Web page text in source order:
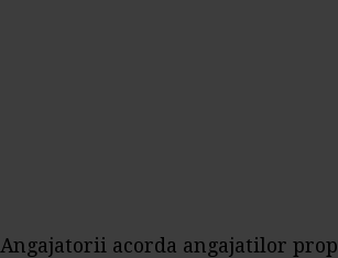
Angajatorii acorda angajatilor